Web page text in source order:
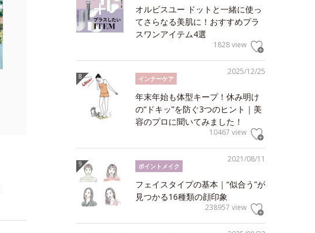
オルビスユー ドットと一緒に使っ
てさらなる美肌に！おすすめプラ
スワンアイテム4選
1828 view
2025/12/25
インナーケア
年末年始も体型キープ！休み明け
の“ドキッ”を防ぐ3つのヒント｜美
容のプロに聞いてみました！
10467 view
2021/08/11
ポイントメイク
フェイスタイプの基本｜“似合う”が
見つかる16種類の顔印象
238957 view